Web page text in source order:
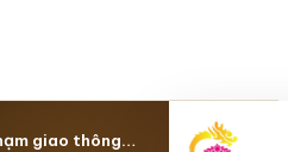
giao thông…